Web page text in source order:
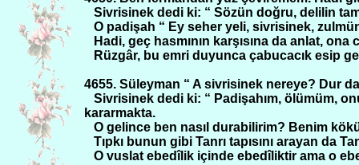
Sivrisinek dedi ki: “ Sözün doğru, delilin
O padişah “ Ey seher yeli, sivrisinek,
Hadi, geç hasmının karşısına da anlat,
Rüzgâr, bu emri duyunca çabucacık esip
4655. Süleyman “ A sivrisinek nereye? Dur
Sivrisinek dedi ki: “ Padişahım, ölümüm,
kararmakta.
O gelince ben nasıl durabilirim? Benim
Tıpkı bunun gibi Tanrı tapısını arayan da
O vuslat ebedîlik içinde ebedîliktir ama o